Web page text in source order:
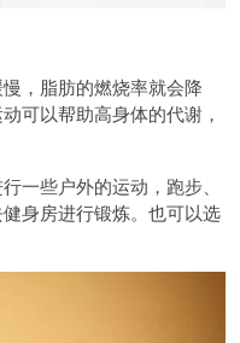
，脂肪的燃烧率就会降
可以帮助高身体的代谢，
一些户外的运动，跑步、
身房进行锻炼。也可以选